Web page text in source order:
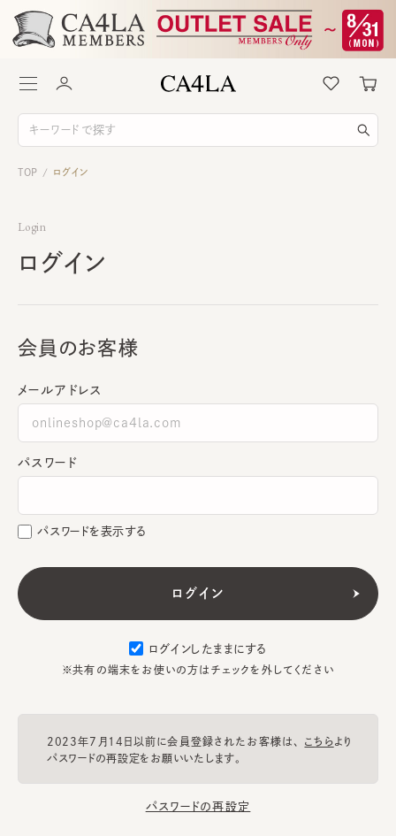
TOP / ログイン
Login
ログイン
会員のお客様
メールアドレス
パスワード
パスワードを表示する
ログインしたままにする
※共有の端末をお使いの方はチェックを外してください
2023年7月14日以前に会員登録されたお客様は、 こちらより
パスワードの再設定をお願いいたします。
パスワードの再設定